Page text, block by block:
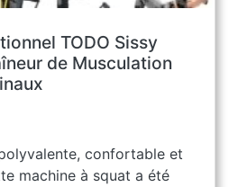
TODO Sissy
de Musculation
confortable et
machine à squat a été